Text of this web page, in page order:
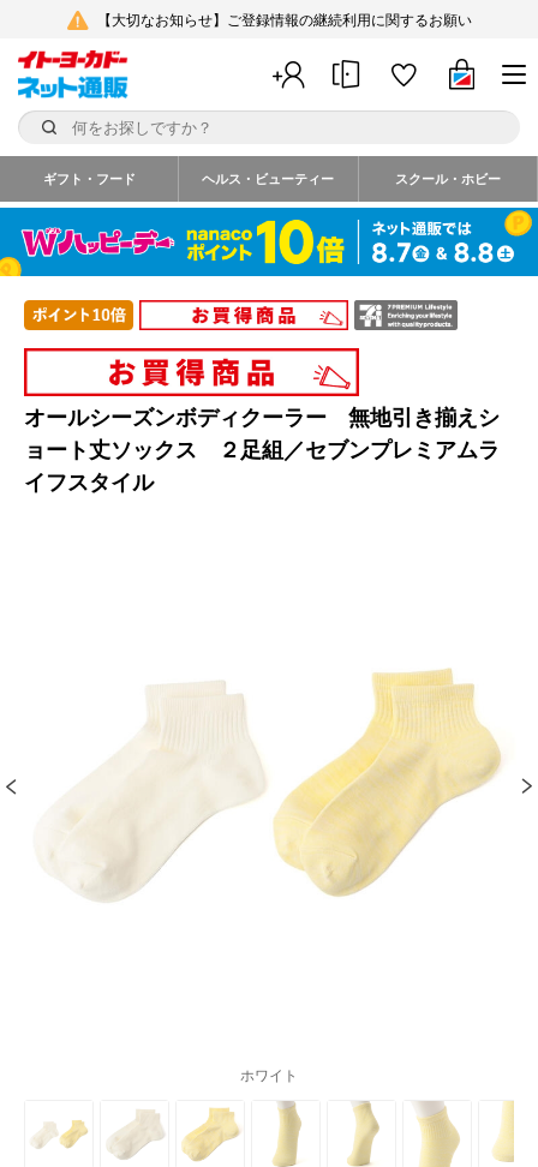
【大切なお知らせ】ご登録情報の継続利用に関するお願い
ギフト・フード ヘルス・ビューティー スクール・ホビー
オールシーズンボディクーラー 無地引き揃えシ
ョート丈ソックス ２足組／セブンプレミアムラ
イフスタイル
ホワイト